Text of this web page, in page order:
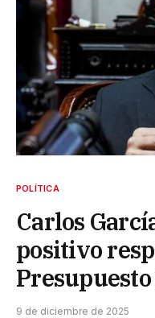
POLÍTICA
Carlos
positivo
9 de diciembre de 2025